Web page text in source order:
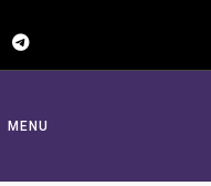
MENU